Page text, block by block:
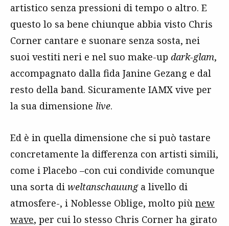
artistico senza pressioni di tempo o altro. E
questo lo sa bene chiunque abbia visto Chris
Corner cantare e suonare senza sosta, nei
suoi vestiti neri e nel suo make-up dark-glam,
accompagnato dalla fida Janine Gezang e dal
resto della band. Sicuramente IAMX vive per
la sua dimensione live.
Ed è in quella dimensione che si può tastare
concretamente la differenza con artisti simili,
come i Placebo –con cui condivide comunque
una sorta di weltanschauunga livello di
atmosfere-, i Noblesse Oblige, molto più new
wave, per cui lo stesso Chris Corner ha girato